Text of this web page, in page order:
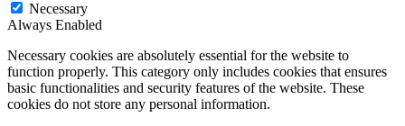
Necessary
Always Enabled
Necessary cookies are absolutely essential for the website to
function properly. This category only includes cookies that ensures
basic functionalities and security features of the website. These
cookies do not store any personal information.